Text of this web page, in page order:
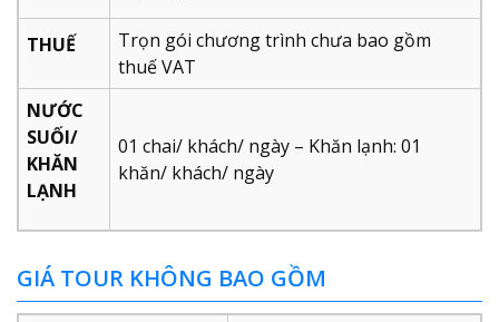
THUẾ
Trọn gói chương trình chưa bao gồm
thuế VAT
NƯỚC
SUỐI/
KHĂN
LẠNH
01 chai/ khách/ ngày – Khăn lạnh: 01
khăn/ khách/ ngày
GIÁ TOUR KHÔNG BAO GỒM